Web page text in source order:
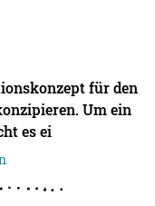
für den
Um ein
es ei